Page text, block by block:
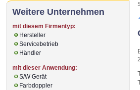
Weitere Unternehmen
mit diesem Firmentyp:
Hersteller
Servicebetrieb
Händler
mit dieser Anwendung:
S/W Gerät
Farbdoppler